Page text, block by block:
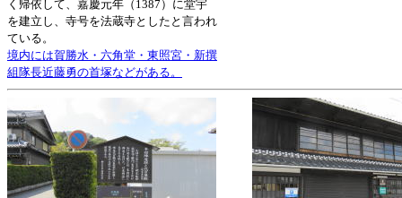
く帰依して、嘉慶元年（1387）に堂宇
を建立し、寺号を法蔵寺としたと言われ
ている。
境内には賀勝水・六角堂・東照宮・新撰
組隊長近藤勇の首塚などがある。